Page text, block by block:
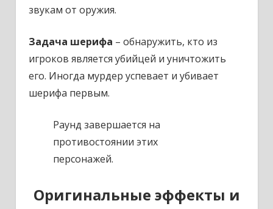
звукам от оружия.
Задача шерифа – обнаружить, кто из
игроков является убийцей и уничтожить
его. Иногда мурдер успевает и убивает
шерифа первым.
Раунд завершается на
противостоянии этих
персонажей.
Оригинальные эффекты и